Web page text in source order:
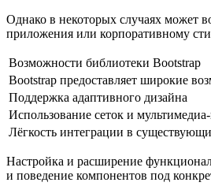
Однако в некоторых случаях может
приложения или корпоративному
Возможности библиотеки Bootstrap
Bootstrap предоставляет широкие
Поддержка адаптивного дизайна
Использование сеток и
Лёгкость интеграции в
Настройка и расширение
и поведение компонентов под